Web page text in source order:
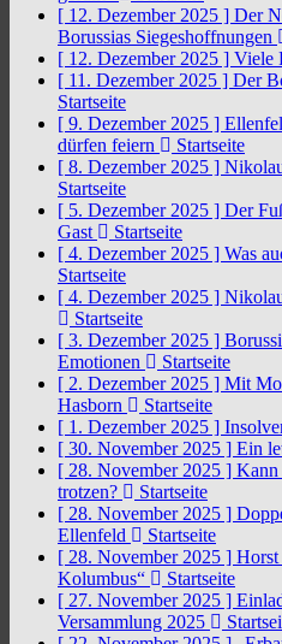
[ 12. Dezember 2025 ] Der
Borussias Siegeshoffnungen
[ 12. Dezember 2025 ] Viele
[ 11. Dezember 2025 ] Der
Startseite
[ 9. Dezember 2025 ]
dürfen feiern
Startseite
[ 8. Dezember 2025 ]
Startseite
[ 5. Dezember 2025 ] Der
Gast
Startseite
[ 4. Dezember 2025 ] Was
Startseite
[ 4. Dezember 2025 ]
Startseite
[ 3. Dezember 2025 ]
Emotionen
Startseite
[ 2. Dezember 2025 ] Mit
Hasborn
Startseite
[ 1. Dezember 2025 ]
[ 30. November 2025 ] Ein
[ 28. November 2025 ] Kann
trotzen?
Startseite
[ 28. November 2025 ]
Ellenfeld
Startseite
[ 28. November 2025 ] Horst
Kolumbus“
Startseite
[ 27. November 2025 ]
Versammlung 2025